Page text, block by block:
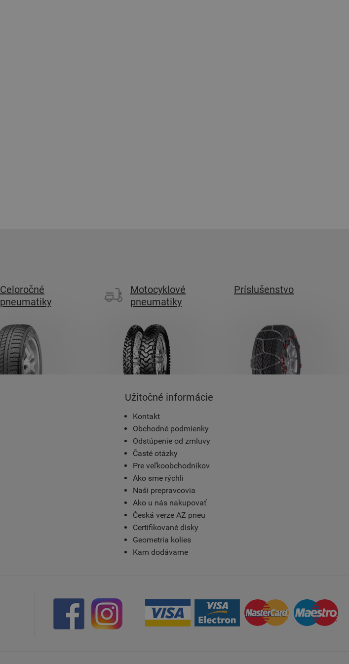
Celoročné
pneumatiky
Motocyklové
pneumatiky
Príslušenstvo
Užitočné informácie
Kontakt
Obchodné podmienky
Odstúpenie od zmluvy
Časté otázky
Pre veľkoobchodníkov
Ako sme rýchli
Naši prepravcovia
Ako u nás nakupovať
Česká verze AZ pneu
Certifikované disky
Geometria kolies
Kam dodávame